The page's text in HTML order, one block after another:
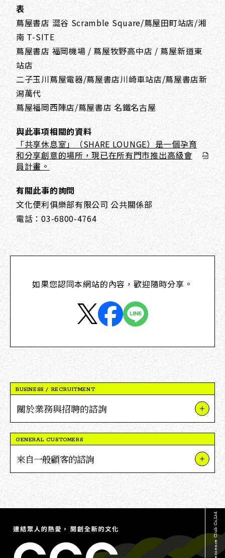
表
蔦屋書店 澀谷 Scramble Square/蔦屋田町站店/湘
南 T-SITE
蔦屋書店 福岡機場 / 蔦屋牧野高中店 / 蔦屋新道東
站店
二子玉川蔦屋電器/蔦屋書店川崎車站店/蔦屋書店新
潟萬代
蔦屋福岡西陣店/蔦屋書店 名鐵名古屋
與此事項相關的資料
「共享休息室」（SHARE LOUNGE）是一個孕育
和分享創意的場所，現已在所有門市推出高級會
員計畫。
有關此事的詢問
文化便利俱樂部有限公司 公共關係部
電話：03-6800-4764
如果您認同本網站的內容，歡迎隨時分享。
BUSINESS / RECRUITMENT
關於業務與招聘的諮詢
關於我們的業務與項目
媒體採訪及報導相關詢問
其他詢問
GENERAL CUSTOMERS
來自一般顧客的諮詢
關於TSUTAYA
關於蔦屋書店